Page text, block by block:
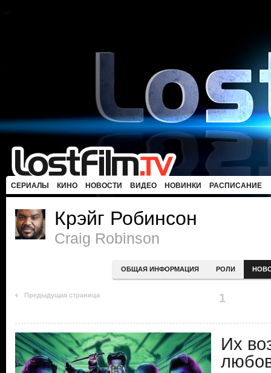
СЕРИАЛЫ КИНО НОВОСТИ ВИДЕО НОВИНКИ РАСПИСАНИЕ
Крэйг Робинсон
Craig Robinson
ОБЩАЯ ИНФОРМАЦИЯ РОЛИ
Предыдущая страница 1
Их